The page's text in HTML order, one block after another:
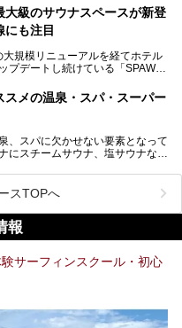
ーアル後の注目ポイントを詳しく
見緑地湯元水春」に訪れる方や、
ごの湯」です。
市にある日帰り温浴施設で、阪急
中心に、発汗・リラックス・漫画
間滞在型の施設なので、一日中ゆ
ンスも毎日行われており、“とと
るのもポイントです。
び場もあり、友人同士やカップル
ごすのにもぴったり。
ぷり堪能してきたので、その全容
大級のサウナスペースが新登
にも注目
規模リニューアルを経てホテル
プデートし続けている「SPAWO
年11月15日（土）に、新たな浴
大規模サウナを携えてリニュー
4F・6Fそれぞれにリニューアル
を確認すべく、リニューアルプレ
きました！今回はそのリニューア
スメの温泉・スパ・スーパー
、スパに欠かせない要素となって
にスチームサウナ、塩サウナな
心ゆくまで楽しむためのサービス
れます。
わった、大阪府内のオススメ温
したいと思います！
スTOPへ
報
サーフィンスクール・初心